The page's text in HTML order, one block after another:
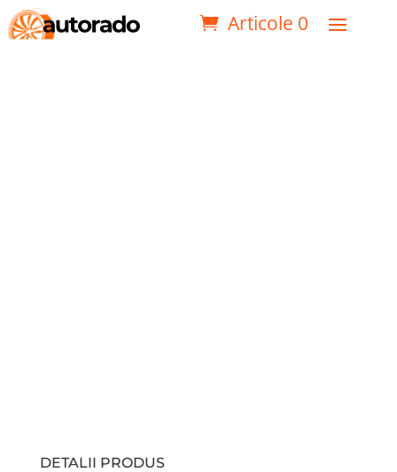
Articole 0
DETALII PRODUS